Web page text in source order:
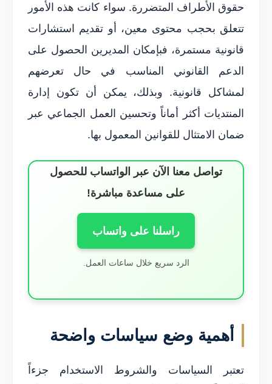
حقوق الأطراف المتضررة. سواء كانت هذه الأمور
تتعلق بحجب محتوى معين، أو تقديم استشارات
قانونية مستمرة، فبإمكان المديرين الحصول على
الدعم القانوني المناسب في حال تعرضهم
لمشاكل قانونية. وبذلك، يمكن أن تكون إدارة
المنتديات أكثر أماناً وتحسين العمل الجماعي عبر
ضمان الامتثال للقوانين المعمول بها.
تواصل معنا الآن عبر الواتساب للحصول
على مساعدة مباشرة!
راسلنا على واتساب
الرد سريع خلال ساعات العمل.
أهمية وضع سياسات واضحة
تعتبر السياسات والشروط الاستخدام جزءاً